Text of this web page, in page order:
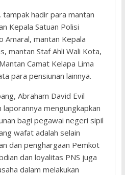
hadir para mantan
Kepala Satuan Polisi
Amaral, mantan Kepala
mantan Staf Ahli Wali Kota,
Camat Kelapa Lima
para pensiunan lainnya.
Abraham David Evil
laporannya mengungkapkan
bagi pegawai negeri sipil
wafat adalah selain
dan penghargaan Pemkot
dan loyalitas PNS juga
dalam melakukan